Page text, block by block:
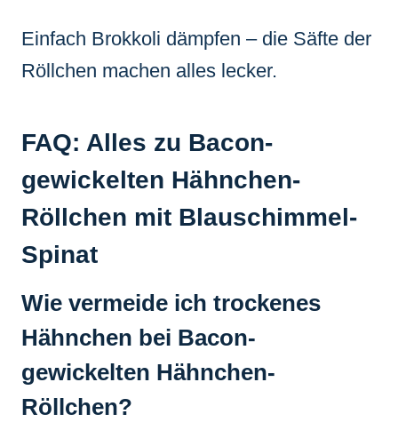
Einfach Brokkoli dämpfen – die Säfte der
Röllchen machen alles lecker.
FAQ: Alles zu Bacon-
gewickelten Hähnchen-
Röllchen mit Blauschimmel-
Spinat
Wie vermeide ich trockenes
Hähnchen bei Bacon-
gewickelten Hähnchen-
Röllchen?